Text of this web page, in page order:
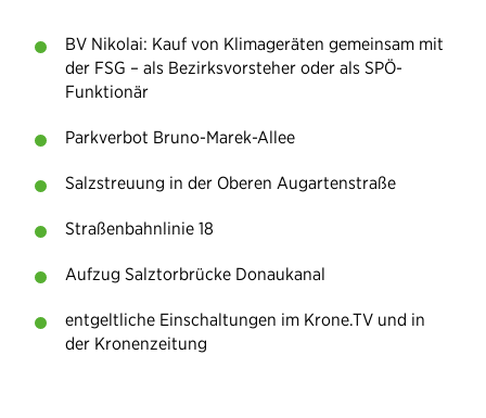
BV Nikolai: Kauf von Klimageräten gemeinsam mit
der FSG – als Bezirksvorsteher oder als SPÖ-
Funktionär
Parkverbot Bruno-Marek-Allee
Salzstreuung in der Oberen Augartenstraße
Straßenbahnlinie 18
Aufzug Salztorbrücke Donaukanal
entgeltliche Einschaltungen im Krone.TV und in
der Kronenzeitung